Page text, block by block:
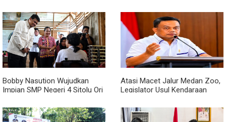
Acara
Bobby Nasution Wujudkan
Impian SMP Negeri 4 Sitolu Ori
Atasi Macet Jalur Medan Zoo,
Legislator Usul Kendaraan
Royal Sumatera